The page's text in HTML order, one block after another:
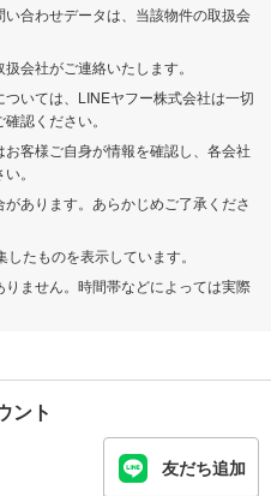
合わせデータは、当該物件の取扱会
会社がご連絡いたします。
いては、LINEヤフー株式会社は一切
認ください。
客様ご自身が情報を確認し、各会社
。
あります。あらかじめご了承くださ
たものを表示しています。
ません。時間帯などによっては実際
ント
友だち追加